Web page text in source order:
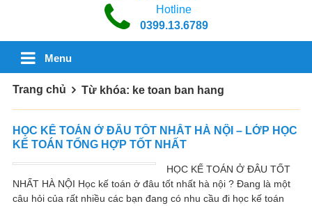
Hotline
0399.13.6789
Menu
Trang chủ Từ khóa: ke toan ban hang
HỌC KẾ TOÁN Ở ĐÂU TỐT NHẤT HÀ NỘI – LỚP HỌC
KẾ TOÁN TỔNG HỢP TỐT NHẤT
HỌC KẾ TOÁN Ở ĐÂU TỐT
NHẤT HÀ NỘI Học kế toán ở đâu tốt nhất hà nội ? Đang là một
câu hỏi của rất nhiều các bạn đang có nhu cầu đi học kế toán